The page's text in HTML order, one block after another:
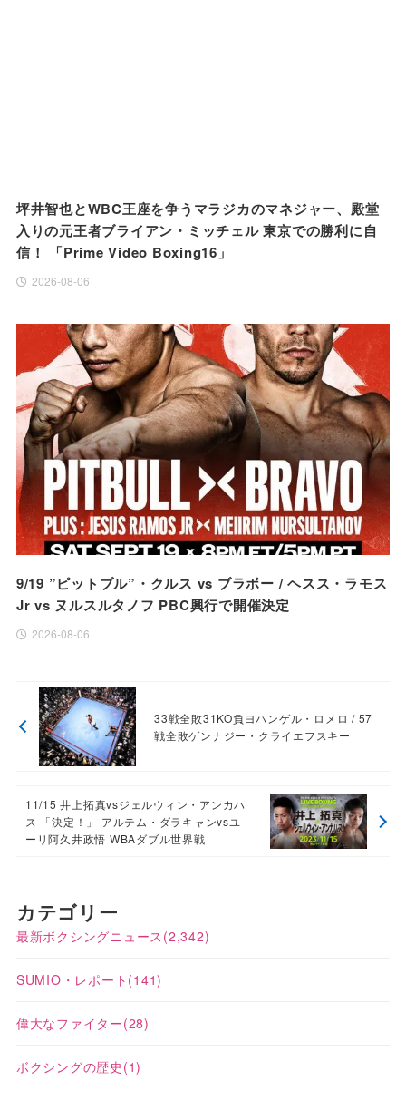
坪井智也とWBC王座を争うマラジカのマネジャー、殿堂
入りの元王者ブライアン・ミッチェル 東京での勝利に自
信！ 「Prime Video Boxing16」
2026-08-06
9/19 ”ピットブル”・クルス vs ブラボー / ヘスス・ラモス
Jr vs ヌルスルタノフ PBC興行で開催決定
2026-08-06
33戦全敗31KO負ヨハンゲル・ロメロ / 57
戦全敗ゲンナジー・クライエフスキー
11/15 井上拓真vsジェルウィン・アンカハ
ス 「決定！」 アルテム・ダラキャンvsユ
ーリ阿久井政悟 WBAダブル世界戦
カテゴリー
最新ボクシングニュース (2,342)
SUMIO・レポート (141)
偉大なファイター(28)
ボクシングの歴史 (1)